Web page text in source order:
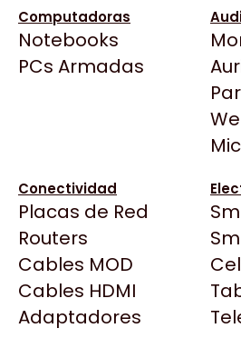
Computadoras
Notebooks
PCs Armadas
Conectividad
Placas de Red
Routers
Cables MOD
Cables HDMI
Adaptadores
BenQ
CX
Cooler Master
Deepcool
Dell
EVGA
Gamemax
Genesis
Genius
Todas las Tiendas
Click Gaming
Compufan Store
Dinobyte
Full H4rd
Gaming City
Gezatek
$526.341
Ver producto en la página